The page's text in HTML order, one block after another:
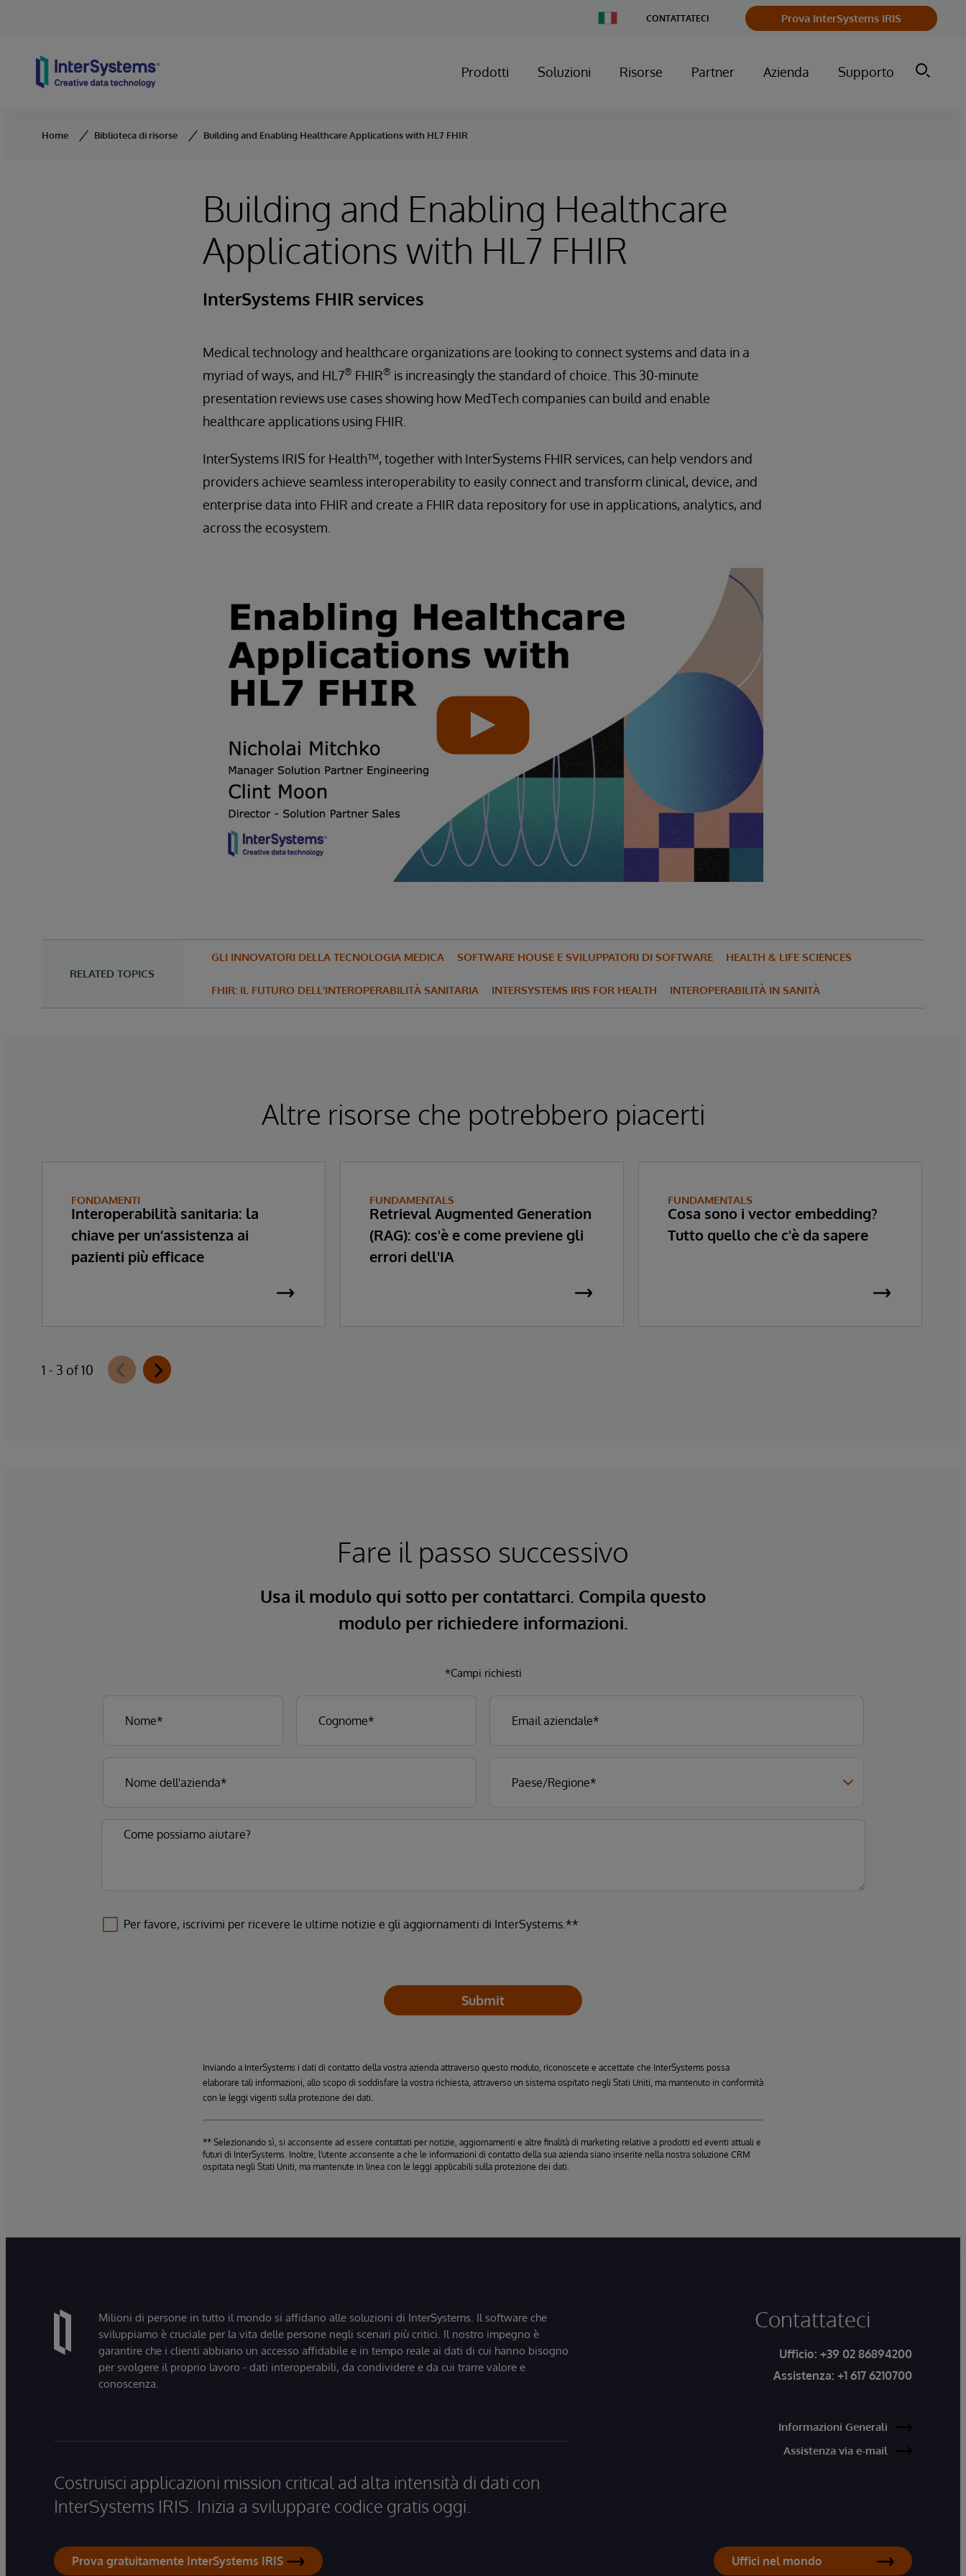
Country
CONTATTATECI Prova InterSystems IRIS
Prodotti Soluzioni Risorse Partner Azienda Supporto
Home Biblioteca di risorse Building and Enabling Healthcare Applications with HL7 FHIR
Building and Enabling Healthcare
Applications with HL7 FHIR
InterSystems FHIR services
Medical technology and healthcare organizations are looking to connect systems and data in a
myriad of ways, and HL7® FHIR® is increasingly the standard of choice. This 30-minute
presentation reviews use cases showing how MedTech companies can build and enable
healthcare applications using FHIR.
InterSystems IRIS for Health™, together with InterSystems FHIR services, can help vendors and
providers achieve seamless interoperability to easily connect and transform clinical, device, and
enterprise data into FHIR and create a FHIR data repository for use in applications, analytics, and
across the ecosystem.
RELATED TOPICS
GLI INNOVATORI DELLA TECNOLOGIA MEDICA SOFTWARE HOUSE E SVILUPPATORI DI SOFTWARE HEALTH & LIFE SCIENCES
FHIR: IL FUTURO DELL'INTEROPERABILITÀ SANITARIA INTERSYSTEMS IRIS FOR HEALTH INTEROPERABILITÀ IN SANITÀ
Altre risorse che potrebbero piacerti
FONDAMENTI
Interoperabilità sanitaria: la
chiave per un’assistenza ai
pazienti più efficace
FUNDAMENTALS
Retrieval Augmented Generation
(RAG): cos'è e come previene gli
errori dell'IA
FUNDAMENTALS
Cosa sono i vector embedding?
Tutto quello che c'è da sapere
1 - 3 of 10
Fare il passo successivo
Usa il modulo qui sotto per contattarci. Compila questo
modulo per richiedere informazioni.
*Campi richiesti
Per favore, iscrivimi per ricevere le ultime notizie e gli aggiornamenti di InterSystems.**
Submit
Inviando a InterSystems i dati di contatto della vostra azienda attraverso questo modulo, riconoscete e accettate che InterSystems possa
elaborare tali informazioni, allo scopo di soddisfare la vostra richiesta, attraverso un sistema ospitato negli Stati Uniti, ma mantenuto in conformità
con le leggi vigenti sulla protezione dei dati.
** Selezionando sì, si acconsente ad essere contattati per notizie, aggiornamenti e altre finalità di marketing relative a prodotti ed eventi attuali e
futuri di InterSystems. Inoltre, l'utente acconsente a che le informazioni di contatto della sua azienda siano inserite nella nostra soluzione CRM
ospitata negli Stati Uniti, ma mantenute in linea con le leggi applicabili sulla protezione dei dati.
Milioni di persone in tutto il mondo si affidano alle soluzioni di InterSystems. Il software che
sviluppiamo è cruciale per la vita delle persone negli scenari più critici. Il nostro impegno è
garantire che i clienti abbiano un accesso affidabile e in tempo reale ai dati di cui hanno bisogno
per svolgere il proprio lavoro - dati interoperabili, da condividere e da cui trarre valore e
conoscenza.
Costruisci applicazioni mission critical ad alta intensità di dati con
InterSystems IRIS. Inizia a sviluppare codice gratis oggi.
Prova gratuitamente InterSystems IRIS
Contattateci
Ufficio: +39 02 86894200
Assistenza: +1 617 6210700
Informazioni Generali
Assistenza via e-mail
Uffici nel mondo